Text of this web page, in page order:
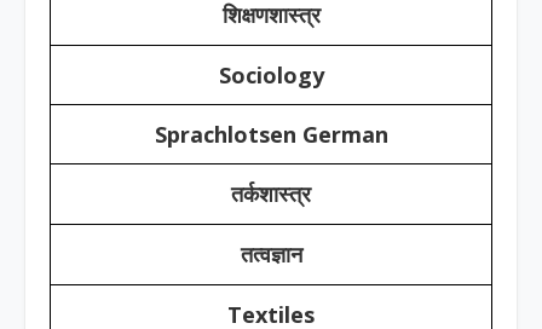
शिक्षणशास्त्र
Sociology
Sprachlotsen German
तर्कशास्त्र
तत्वज्ञान
Textiles